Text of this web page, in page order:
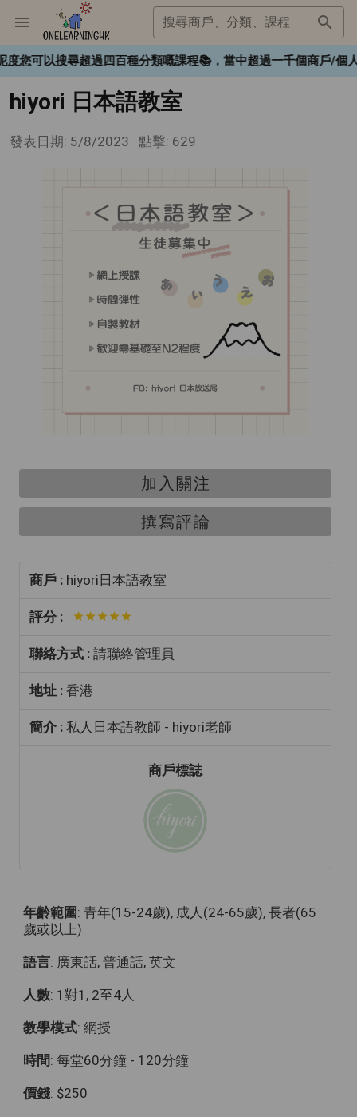
搜尋商戶、分類、課程
以搜尋超過四百種分類嘅課程📚，當中超過一千個商戶/個人
hiyori 日本語教室
發表日期: 5/8/2023 點擊: 629
加入關注
撰寫評論
商戶 : hiyori日本語教室
評分 :
聯絡方式 : 請聯絡管理員
地址 : 香港
簡介 : 私人日本語教師 - hiyori老師
商戶標誌
年齡範圍: 青年(15-24歲), 成人(24-65歲), 長者(65
歲或以上)
語言: 廣東話, 普通話, 英文
人數: 1對1, 2至4人
教學模式: 網授
時間: 每堂60分鐘 - 120分鐘
價錢: $250